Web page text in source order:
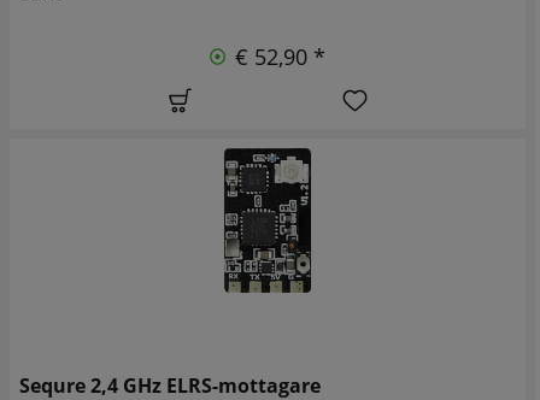
€ 52,90 *
Sequre 2,4 GHz ELRS-mottagare